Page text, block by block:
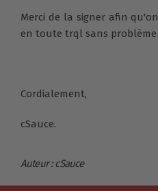
Merci de la signer afin
en toute trql sans problème
Cordialement,
cSauce.
Auteur : cSauce